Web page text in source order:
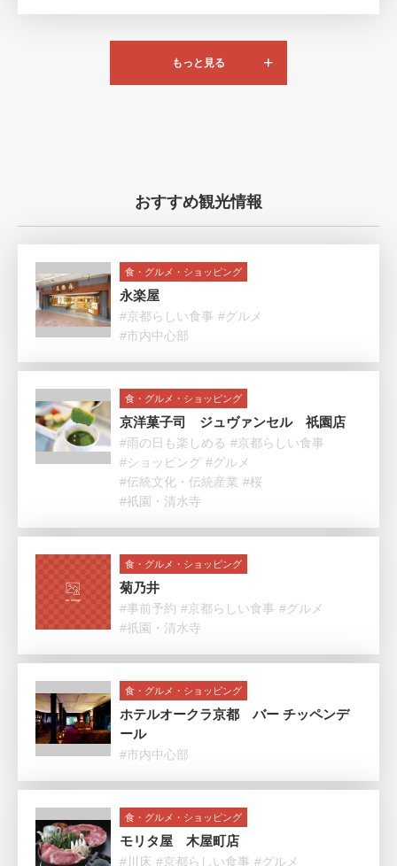
もっと見る
おすすめ観光情報
食・グルメ・ショッピング
永楽屋
#京都らしい食事 #グルメ
#市内中心部
食・グルメ・ショッピング
京洋菓子司 ジュヴァンセル 祇園店
#雨の日も楽しめる #京都らしい食事
#ショッピング #グルメ
#伝統文化・伝統産業 #桜
#祇園・清水寺
食・グルメ・ショッピング
菊乃井
#事前予約 #京都らしい食事 #グルメ
#祇園・清水寺
食・グルメ・ショッピング
ホテルオークラ京都 バー チッペンデ
ール
#市内中心部
食・グルメ・ショッピング
モリタ屋 木屋町店
#川床 #京都らしい食事 #グルメ